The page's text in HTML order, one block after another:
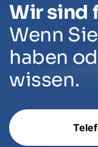
Wir sind
Wenn
haben
wissen.